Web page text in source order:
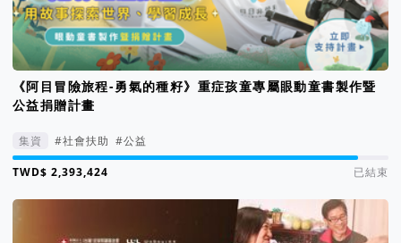
《阿目冒險旅程-勇氣的種籽》重症孩童專屬眼動童書製作暨
公益捐贈計畫
集資 #社會扶助 #公益
集資進度 92%
已結束